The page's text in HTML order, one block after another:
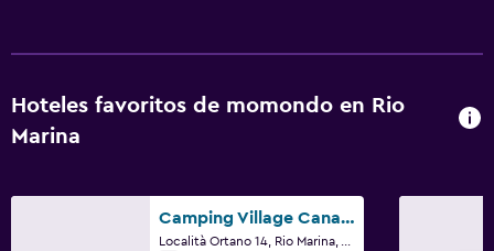
Hoteles favoritos de momondo en Rio
Marina
Camping Village Canapai